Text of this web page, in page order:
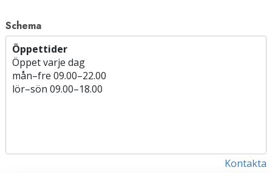
Schema
Öppettider
Öppet varje dag
mån–fre 09.00–22.00
lör–sön 09.00–18.00
Kontakta